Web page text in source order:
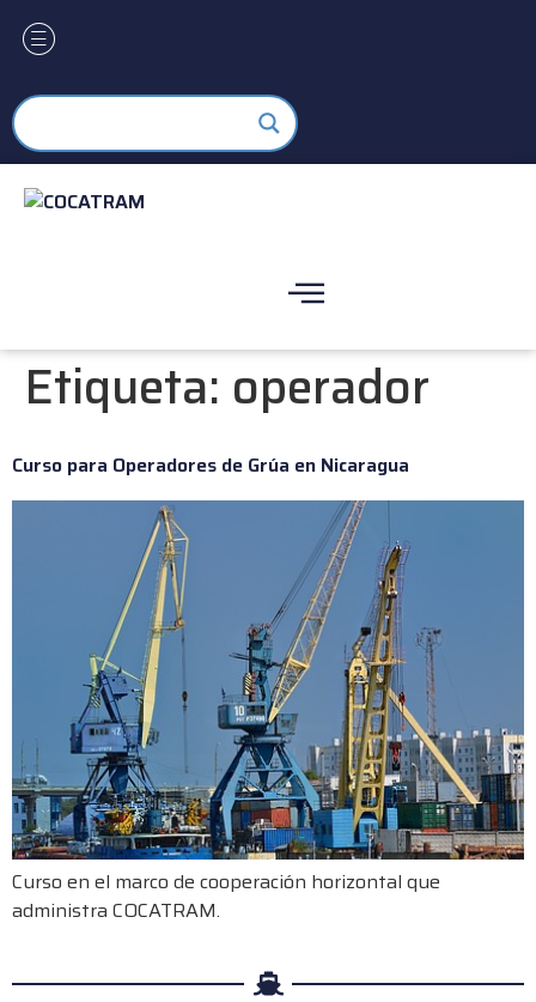
Etiqueta: operador
Curso para Operadores de Grúa en Nicaragua
Curso en el marco de cooperación horizontal que
administra COCATRAM.